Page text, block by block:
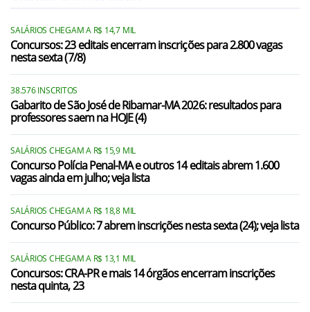
SALÁRIOS CHEGAM A R$ 14,7 MIL
Concursos: 23 editais encerram inscrições para 2.800 vagas
nesta sexta (7/8)
38.576 INSCRITOS
Gabarito de São José de Ribamar-MA 2026: resultados para
professores saem na HOJE (4)
SALÁRIOS CHEGAM A R$ 15,9 MIL
Concurso Polícia Penal-MA e outros 14 editais abrem 1.600
vagas ainda em julho; veja lista
SALÁRIOS CHEGAM A R$ 18,8 MIL
Concurso Público: 7 abrem inscrições nesta sexta (24); veja lista
SALÁRIOS CHEGAM A R$ 13,1 MIL
Concursos: CRA-PR e mais 14 órgãos encerram inscrições
nesta quinta, 23